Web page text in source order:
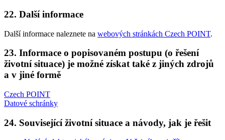
22. Další informace
Další informace naleznete na webových stránkách Czech POINT.
23. Informace o popisovaném postupu (o řešení
životní situace) je možné získat také z jiných zdrojů
a v jiné formě
Czech POINT
Datové schránky
24. Související životní situace a návody, jak je řešit